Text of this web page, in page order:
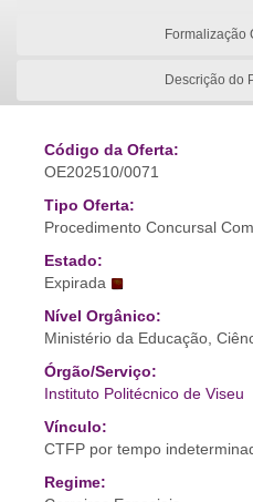
Formalização
Descrição do
Código da Oferta:
OE202510/0071
Tipo Oferta:
Procedimento Concursal
Estado:
Expirada
Nível Orgânico:
Ministério da Educação,
Órgão/Serviço:
Instituto Politécnico de Viseu
Vínculo:
CTFP por tempo
Regime: